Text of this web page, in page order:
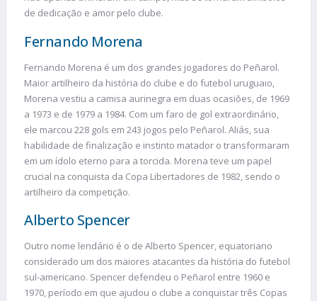
de dedicação e amor pelo clube.
Fernando Morena
Fernando Morena é um dos grandes jogadores do Peñarol.
Maior artilheiro da história do clube e do futebol uruguaio,
Morena vestiu a camisa aurinegra em duas ocasiões, de 1969
a 1973 e de 1979 a 1984. Com um faro de gol extraordinário,
ele marcou 228 gols em 243 jogos pelo Peñarol. Aliás, sua
habilidade de finalização e instinto matador o transformaram
em um ídolo eterno para a torcida. Morena teve um papel
crucial na conquista da Copa Libertadores de 1982, sendo o
artilheiro da competição.
Alberto Spencer
Outro nome lendário é o de Alberto Spencer, equatoriano
considerado um dos maiores atacantes da história do futebol
sul-americano. Spencer defendeu o Peñarol entre 1960 e
1970, período em que ajudou o clube a conquistar três Copas